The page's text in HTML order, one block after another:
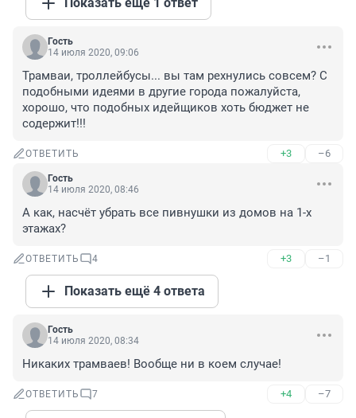
Гость
14 июля 2020, 09:06
Трамваи, троллейбусы... вы там рехнулись совсем? С
подобными идеями в другие города пожалуйста,
хорошо, что подобных идейщиков хоть бюджет не
содержит!!!
ОТВЕТИТЬ +3 –6
Гость
14 июля 2020, 08:46
А как, насчёт убрать все пивнушки из домов на 1-х
этажах?
ОТВЕТИТЬ 4 +3 –1
Показать ещё 4 ответа
Гость
14 июля 2020, 08:34
Никаких трамваев! Вообще ни в коем случае!
ОТВЕТИТЬ 7 +4 –7